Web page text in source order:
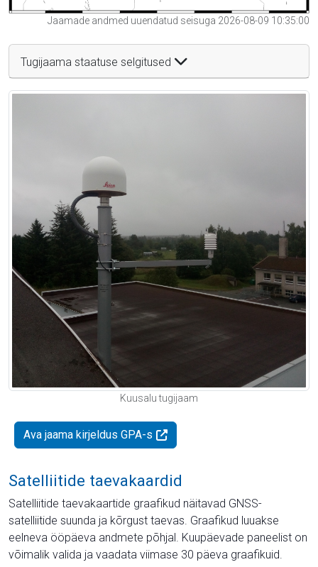
Jaamade andmed uuendatud seisuga 2026-08-09 10:35:00
Tugijaama staatuse selgitused
Kuusalu tugijaam
Ava jaama kirjeldus GPA-s
Satelliitide taevakaardid
Satelliitide taevakaartide graafikud näitavad GNSS-
satelliitide suunda ja kõrgust taevas. Graafikud luuakse
eelneva ööpäeva andmete põhjal. Kuupäevade paneelist on
võimalik valida ja vaadata viimase 30 päeva graafikuid.